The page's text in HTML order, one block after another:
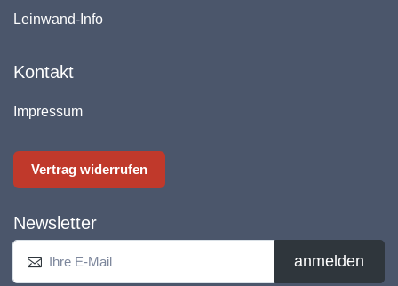
Leinwand-Info
Kontakt
Impressum
Vertrag widerrufen
Newsletter
anmelden